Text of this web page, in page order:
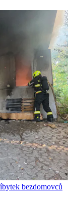
bezdomovců